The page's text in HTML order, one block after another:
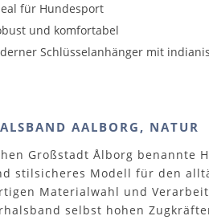
für Hundesport
und komfortabel
Schlüsselanhänger mit
AALBORG, NATUR
Großstadt Ålborg benannte
stilsicheres Modell für den
Materialwahl und
selbst hohen